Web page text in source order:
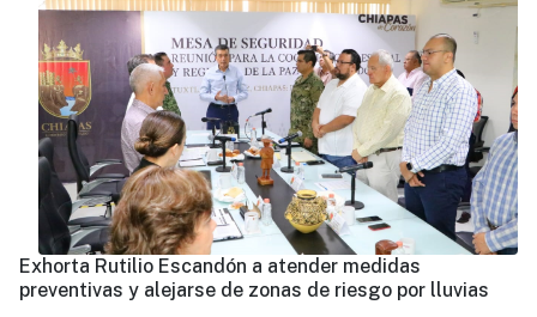
Exhorta Rutilio Escandón a atender medidas
preventivas y alejarse de zonas de riesgo por lluvias